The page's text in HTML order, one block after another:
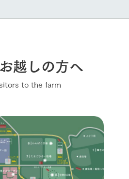
越しの方へ
to the farm